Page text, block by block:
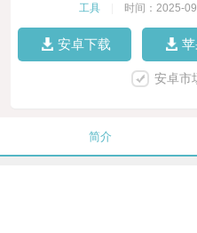
工具 时间：2025-
安卓下载
安卓市
简介